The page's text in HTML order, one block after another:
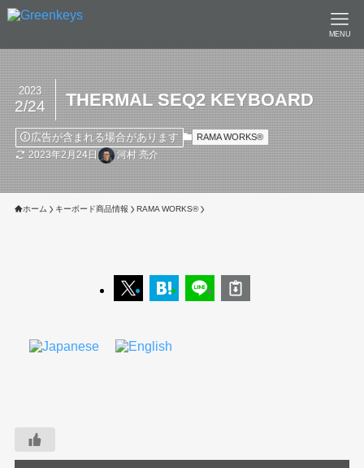
MENU
THERMAL SEQ2 KEYBOARD
2023
2/24
広告が含まれる場合があります RAMA WORKS®︎
2023年2月24日 河村 亮介
ホーム キーボード商品情報 RAMA WORKS®︎